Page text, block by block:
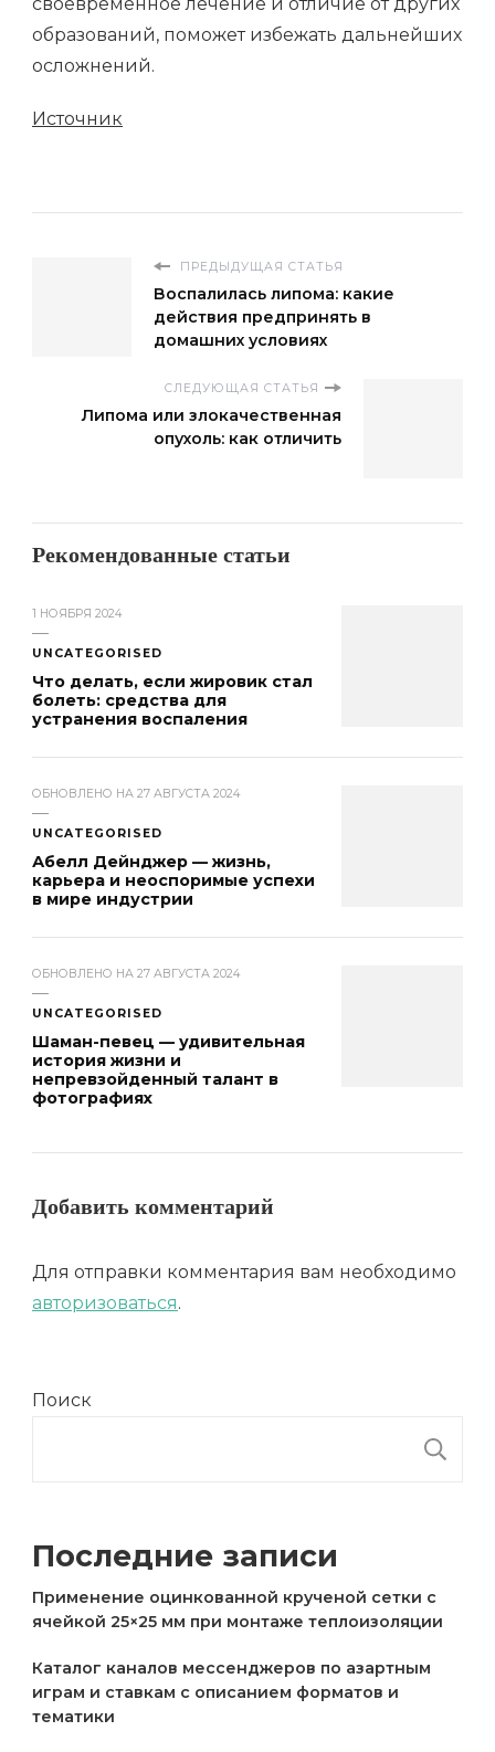
образований, поможет избежать дальнейших
осложнений.
Источник
ПРЕДЫДУЩАЯ СТАТЬЯ
Воспалилась липома: какие
действия предпринять в
домашних условиях
СЛЕДУЮЩАЯ СТАТЬЯ
Липома или злокачественная
опухоль: как отличить
Рекомендованные статьи
1 НОЯБРЯ 2024
UNCATEGORISED
Что делать, если жировик стал
болеть: средства для
устранения воспаления
ОБНОВЛЕНО НА 27 АВГУСТА 2024
UNCATEGORISED
Абелл Дейнджер — жизнь,
карьера и неоспоримые успехи
в мире индустрии
ОБНОВЛЕНО НА 27 АВГУСТА 2024
UNCATEGORISED
Шаман-певец — удивительная
история жизни и
непревзойденный талант в
фотографиях
Добавить комментарий
Для отправки комментария вам необходимо
авторизоваться.
Поиск
Последние записи
Применение оцинкованной крученой сетки с
ячейкой 25×25 мм при монтаже теплоизоляции
Каталог каналов мессенджеров по азартным
играм и ставкам с описанием форматов и
тематики